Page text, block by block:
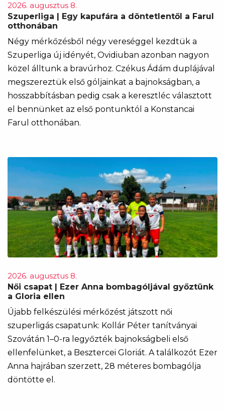
2026. augusztus 8.
Szuperliga | Egy kapufára a döntetlentől a Farul
otthonában
Négy mérkőzésből négy vereséggel kezdtük a
Szuperliga új idényét, Ovidiuban azonban nagyon
közel álltunk a bravúrhoz. Czékus Ádám duplájával
megszereztük első góljainkat a bajnokságban, a
hosszabbításban pedig csak a keresztléc választott
el bennünket az első pontunktól a Konstancai
Farul otthonában.
2026. augusztus 8.
Női csapat | Ezer Anna bombagóljával győztünk
a Gloria ellen
Újabb felkészülési mérkőzést játszott női
szuperligás csapatunk: Kollár Péter tanítványai
Szovátán 1–0-ra legyőzték bajnokságbeli első
ellenfelünket, a Besztercei Gloriát. A találkozót Ezer
Anna hajrában szerzett, 28 méteres bombagólja
döntötte el.